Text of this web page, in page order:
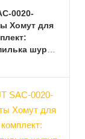
0020-
Хомут для
шуруп